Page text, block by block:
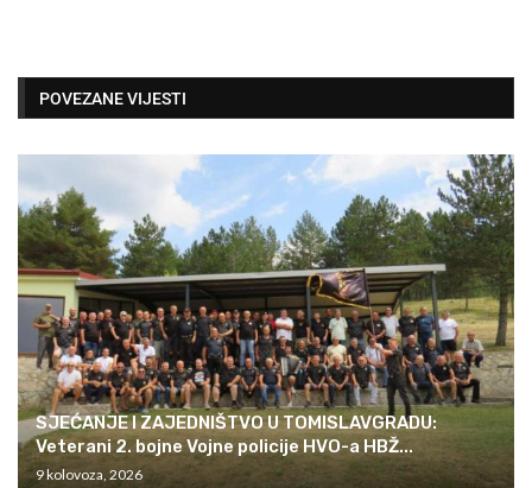
POVEZANE VIJESTI
SJEĆANJE I ZAJEDNIŠTVO U TOMISLAVGRADU:
Veterani 2. bojne Vojne policije HVO-a HBŽ...
9 kolovoza, 2026